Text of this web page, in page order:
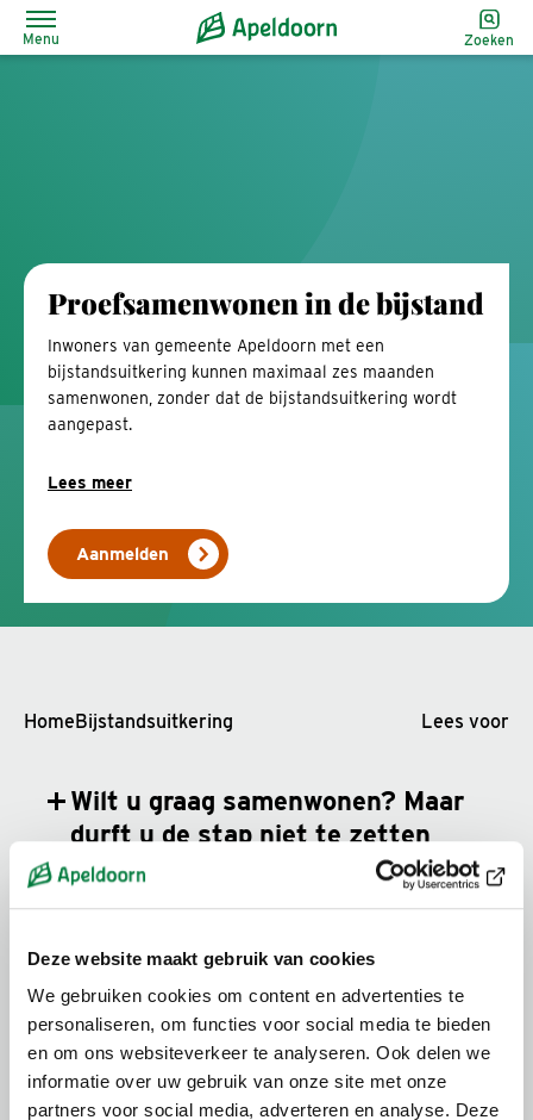
Deze website maakt gebruik van cookies
We gebruiken cookies om content en advertenties te
personaliseren, om functies voor social media te bieden
en om ons websiteverkeer te analyseren. Ook delen we
informatie over uw gebruik van onze site met onze
partners voor social media, adverteren en analyse. Deze
Menu Zoeken
Proefsamenwonen in de bijstand
Inwoners van gemeente Apeldoorn met een
bijstandsuitkering kunnen maximaal zes maanden
samenwonen, zonder dat de bijstandsuitkering wordt
aangepast.
Lees meer
Aanmelden
HomeBijstandsuitkering Lees voor
Wilt u graag samenwonen? Maar
durft u de stap niet te zetten
door financiële gevolgen?
Wilt u zich aanmelden voor het
proef samenwonen?